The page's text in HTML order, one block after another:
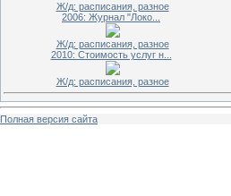
Ж/д: расписания, разное
2006: Журнал "Локо...
Ж/д: расписания, разное
2010: Стоимость услуг н...
Ж/д: расписания, разное
Полная версия сайта